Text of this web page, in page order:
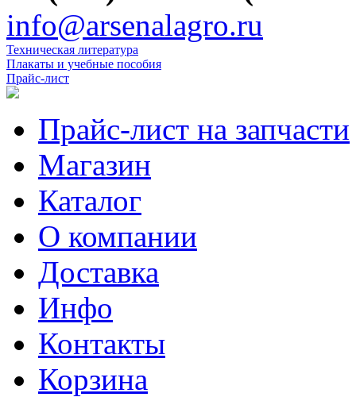
info@arsenalagro.ru
Техническая литература
Плакаты и учебные пособия
Прайс-лист
Прайс-лист на запчасти
Магазин
Каталог
О компании
Доставка
Инфо
Контакты
Корзина